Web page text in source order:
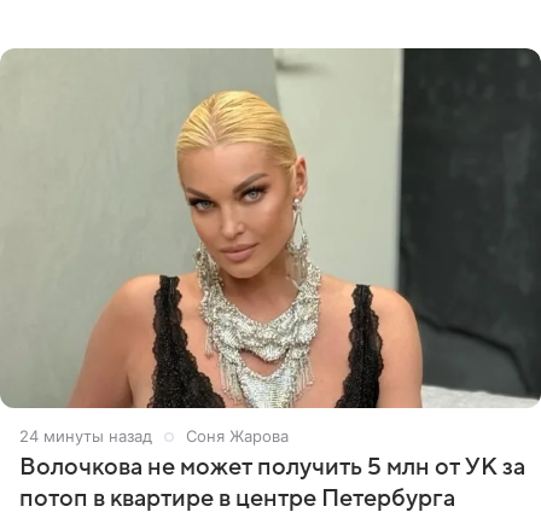
24 минуты назад Соня Жарова
Волочкова не может получить 5 млн от УК за
потоп в квартире в центре Петербурга